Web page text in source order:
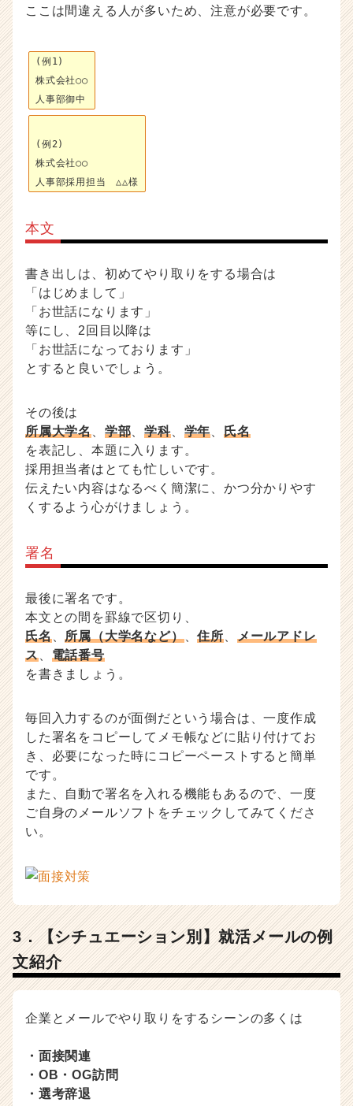
ここは間違える人が多いため、注意が必要です。
(例1)
株式会社○○
人事部御中
(例2)
株式会社○○
人事部採用担当 △△様
本文
書き出しは、初めてやり取りをする場合は
「はじめまして」
「お世話になります」
等にし、2回目以降は
「お世話になっております」
とすると良いでしょう。
その後は
所属大学名
学部 、学科、 学年 、氏名
を表記し、本題に入ります。
採用担当者はとても忙しいです。
伝えたい内容はなるべく簡潔に、かつ分かりやす
くするよう心がけましょう。
署名
最後に署名です。
本文との間を罫線で区切り、
氏名、所属（大学名など）、住所
メールアドレ
ス、 電話番号
を書きましょう。
毎回入力するのが面倒だという場合は、一度作成
した署名をコピーしてメモ帳などに貼り付けてお
き、必要になった時にコピーペーストすると簡単
です。
また、自動で署名を入れる機能もあるので、一度
ご自身のメールソフトをチェックしてみてくださ
い。
3．【シチュエーション別】就活メールの例
文紹介
企業とメールでやり取りをするシーンの多くは
・面接関連
・OB・OG訪問
・選考辞退